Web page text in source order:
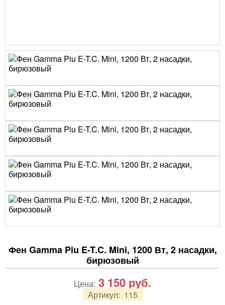
Фен Gamma Piu E-T.C. Mini, 1200 Вт, 2 насадки,
бирюзовый
Артикул: 115
Цена: 3 150 руб.